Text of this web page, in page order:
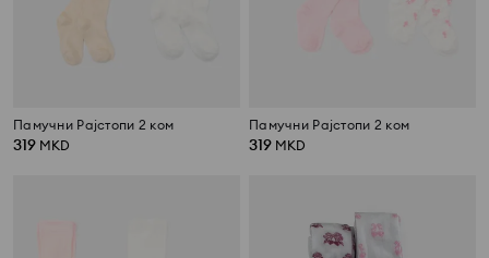
Памучни Рајстопи 2 ком
319 MKD
Памучни Рајстопи 2 ком
319 MKD